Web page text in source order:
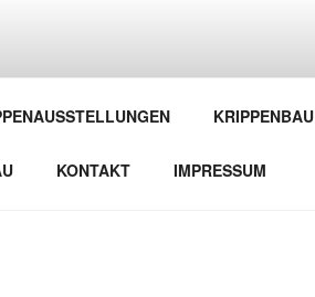
KRIPPENBAU
KONTAKT IMPRESSUM